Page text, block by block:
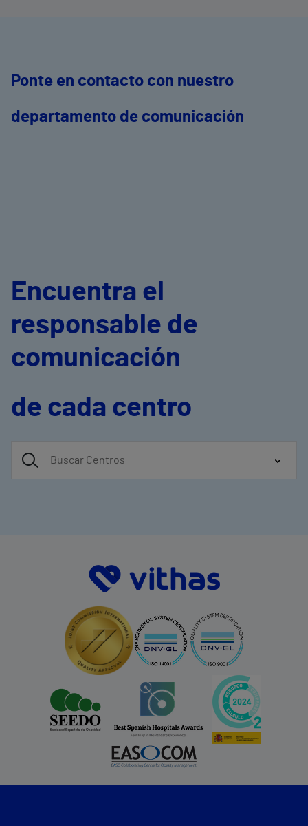
Ponte en contacto con nuestro
departamento de comunicación
Encuentra el
responsable de
comunicación
de cada centro